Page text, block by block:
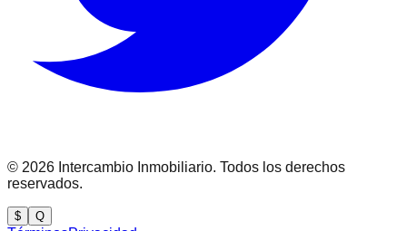
© 2026 Intercambio Inmobiliario. Todos los derechos
reservados.
$ Q